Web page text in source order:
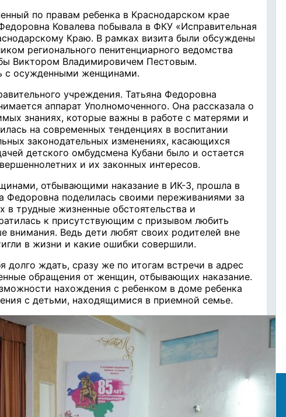
по правам ребенка в Краснодарском крае
Ковалева побывала в ФКУ «Исправительная
Краю. В рамках визита были обсуждены
регионального пенитенциарного ведомства
Виктором Владимировичем Пестовым.
с осужденными женщинами.
учреждения. Татьяна Федоровна
аппарат Уполномоченного. Она рассказала о
знаниях, которые важны в работе с матерями и
на современных тенденциях в воспитании
законодательных изменениях, касающихся
детского омбудсмена Кубани было и остается
и их законных интересов.
отбывающими наказание в ИК-3, прошла в
Федоровна поделилась своими переживаниями за
трудные жизненные обстоятельства и
к присутствующим с призывом любить
внимания. Ведь дети любят своих родителей вне
в жизни и какие ошибки совершили.
долго ждать, сразу же по итогам встречи в адрес
обращения от женщин, отбывающих наказание.
нахождения с ребенком в доме ребенка
с детьми, находящимися в приемной семье.